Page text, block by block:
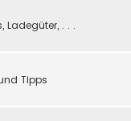
Ladegüter, . . .
Tipps